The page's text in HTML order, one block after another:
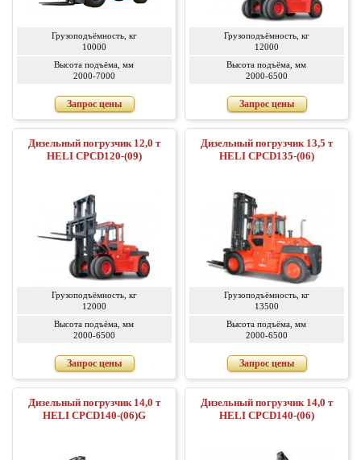
Грузоподъёмность, кг
10000
Высота подъёма, мм
2000-7000
Запрос цены
Грузоподъёмность, кг
12000
Высота подъёма, мм
2000-6500
Запрос цены
Дизельный погрузчик 12,0 т
HELI CPCD120-(09)
Грузоподъёмность, кг
12000
Высота подъёма, мм
2000-6500
Запрос цены
Дизельный погрузчик 13,5 т
HELI CPCD135-(06)
Грузоподъёмность, кг
13500
Высота подъёма, мм
2000-6500
Запрос цены
Дизельный погрузчик 14,0 т
HELI CPCD140-(06)G
Дизельный погрузчик 14,0 т
HELI CPCD140-(06)